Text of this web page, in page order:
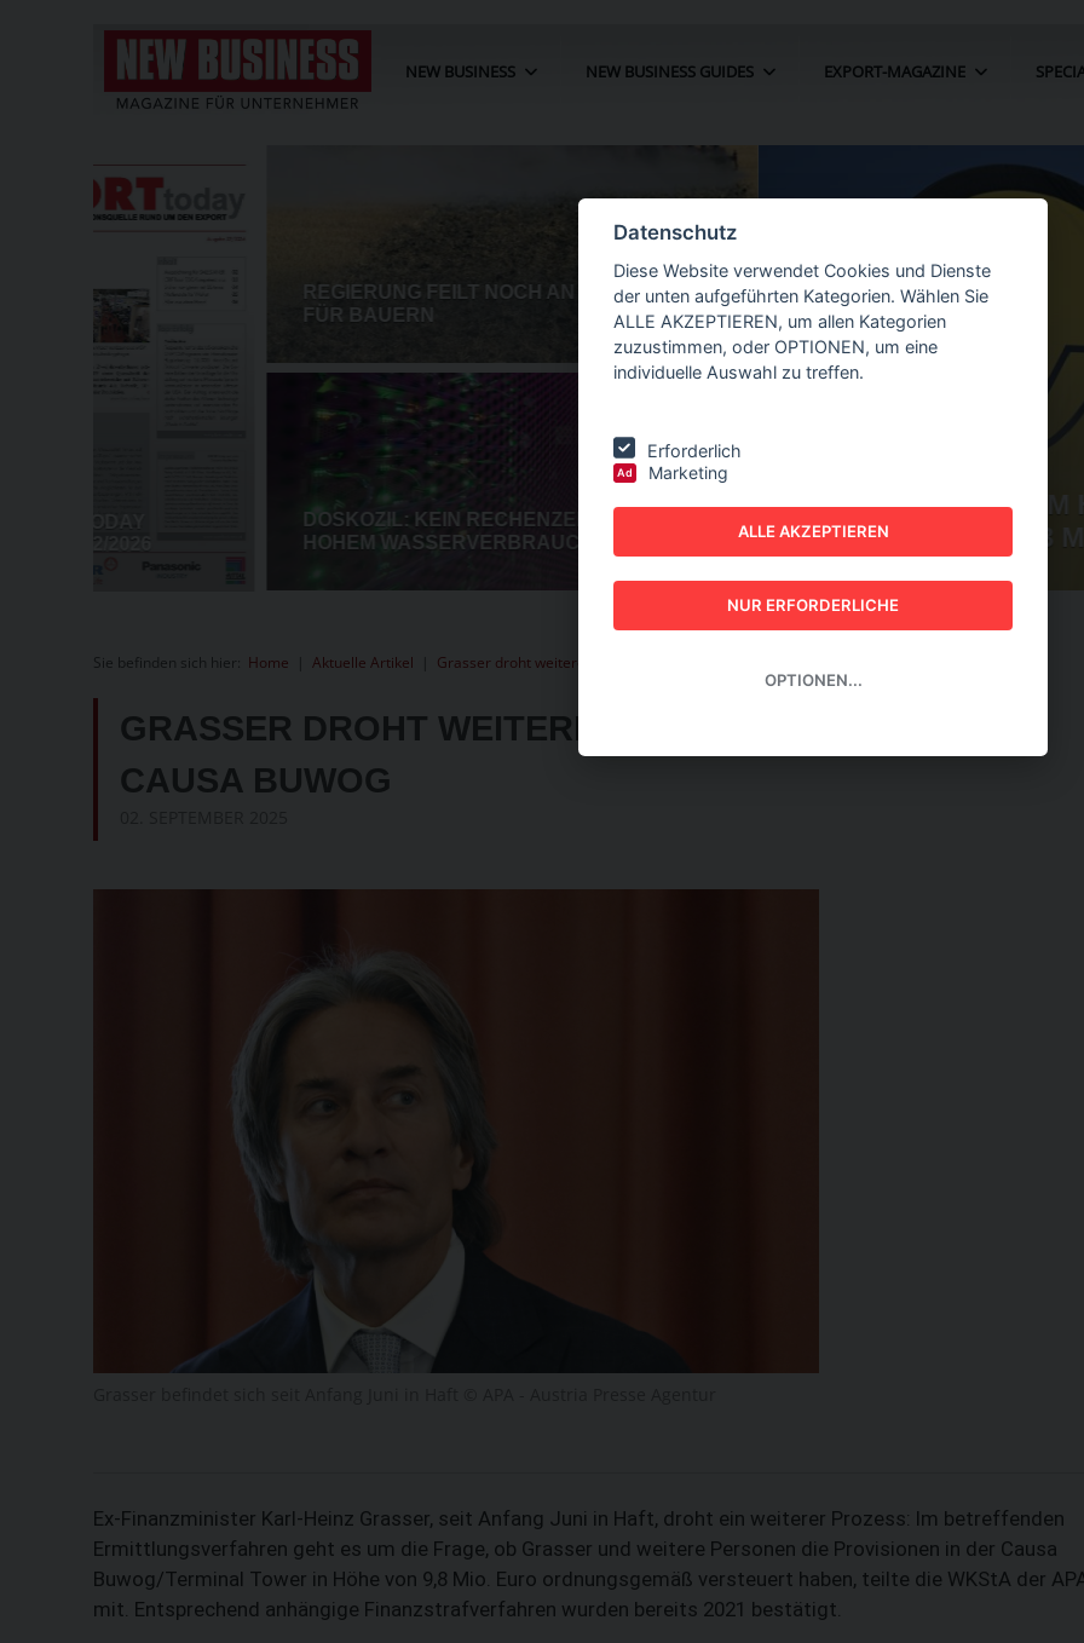
NEW BUSINESS NEW BUSINESS GUIDES EXPORT-MAGAZINE
POST-EBIT SINKT IM HALBJAHR UM 22
PROZENT AUF 73,3 MIO. EURO
GUIDES - AUTOMATION
GUIDE 2026
Sie befinden sich hier: Home Aktuelle Artikel Grasser droht weiteres Verfahren in der Causa Buwog
GRASSER DROHT WEITERES VERFAHREN IN DER
CAUSA BUWOG
Ex-Finanzminister Karl-Heinz Grasser, seit Anfang Juni in Haft, droht ein weiterer Prozess: Im betreffenden
Ermittlungsverfahren geht es um die Frage, ob Grasser und weitere Personen die Provisionen in der Causa
Buwog/Terminal Tower in Höhe von 9,8 Mio. Euro ordnungsgemäß versteuert haben, teilte die WKStA der
mit. Entsprechend anhängige Finanzstrafverfahren wurden bereits 2021 bestätigt.
Datenschutz
Diese Website verwendet Cookies und Dienste
der unten aufgeführten Kategorien. Wählen Sie
ALLE AKZEPTIEREN, um allen Kategorien
zuzustimmen, oder OPTIONEN, um eine
individuelle Auswahl zu treffen.
Erforderlich
Ad Marketing
ALLE AKZEPTIEREN
NUR ERFORDERLICHE
OPTIONEN...